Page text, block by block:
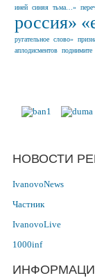
иней синяя тьма…»
россия»
ругательное слово»
аплодисментов поднимите
НОВОСТИ
IvanovoNews
Частник
IvanovoLive
1000inf